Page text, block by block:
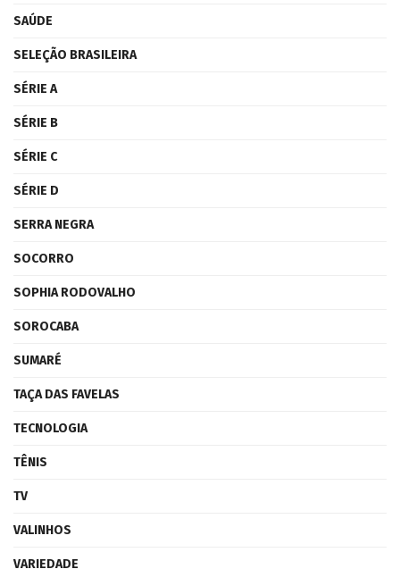
SAÚDE
SELEÇÃO BRASILEIRA
SÉRIE A
SÉRIE B
SÉRIE C
SÉRIE D
SERRA NEGRA
SOCORRO
SOPHIA RODOVALHO
SOROCABA
SUMARÉ
TAÇA DAS FAVELAS
TECNOLOGIA
TÊNIS
TV
VALINHOS
VARIEDADE